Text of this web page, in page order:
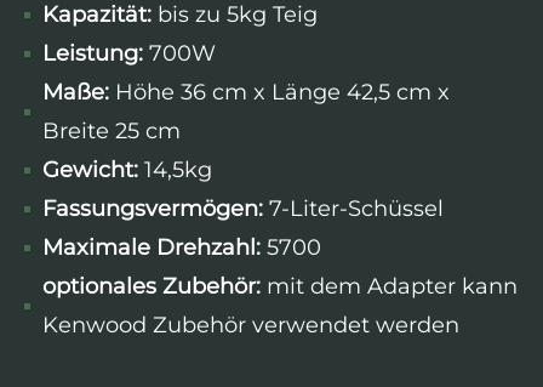
Kapazität: bis zu 5kg Teig
Leistung: 700W
Maße: Höhe 36 cm x Länge 42,5 cm x
Breite 25 cm
Gewicht: 14,5kg
Fassungsvermögen: 7-Liter-Schüssel
Maximale Drehzahl: 5700
optionales Zubehör: mit dem Adapter kann
Kenwood Zubehör verwendet werden